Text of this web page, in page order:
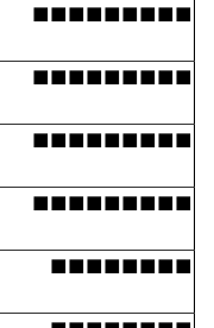
■■■■■■■■■
■■■■■■■■■
■■■■■■■■■
■■■■■■■■■
■■■■■■■■